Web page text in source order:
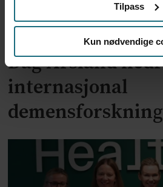
Tilpass
Kun nødvendige
Dag Årsland
internasjonal